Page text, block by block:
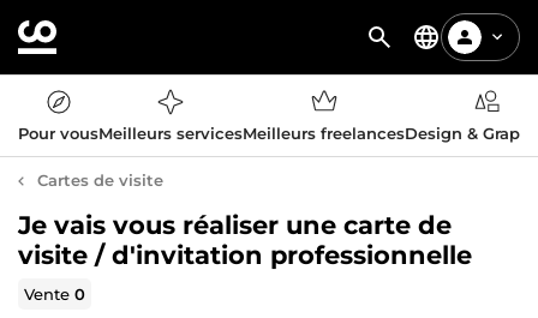
Pour vousMeilleurs servicesMeilleurs freelancesDesign &
Cartes de visite
Je vais vous réaliser une carte de
visite / d'invitation professionnelle
Vente0